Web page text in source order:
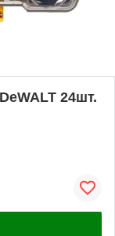
24шт.